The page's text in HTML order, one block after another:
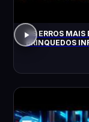
OS ERROS MAIS
BRINQUEDOS